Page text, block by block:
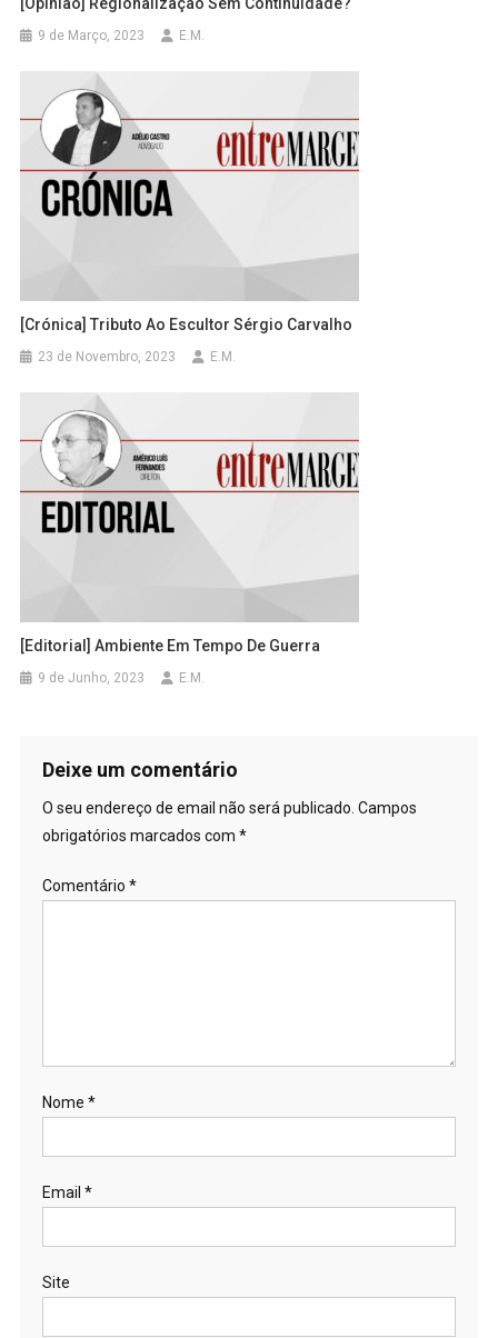
[Opinião] Regionalização Sem Continuidade?
9 de Março, 2023 E.M.
[Crónica] Tributo Ao Escultor Sérgio Carvalho
23 de Novembro, 2023 E.M.
[Editorial] Ambiente Em Tempo De Guerra
9 de Junho, 2023 E.M.
Deixe um comentário
O seu endereço de email não será publicado. Campos
obrigatórios marcados com *
Comentário *
Nome *
Email *
Site